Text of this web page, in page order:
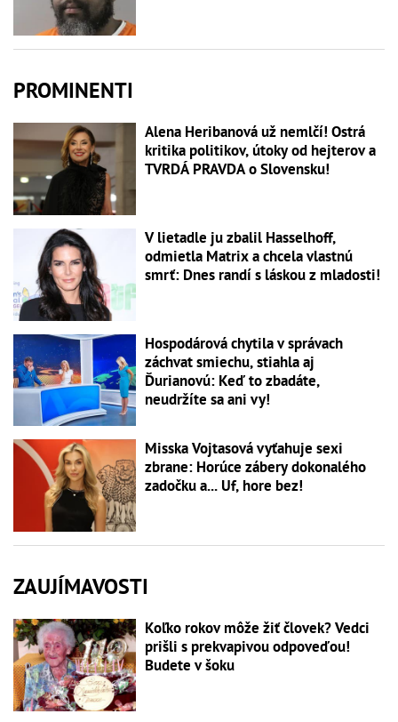
PROMINENTI
Alena Heribanová už nemlčí! Ostrá
kritika politikov, útoky od hejterov a
TVRDÁ PRAVDA o Slovensku!
V lietadle ju zbalil Hasselhoff,
odmietla Matrix a chcela vlastnú
smrť: Dnes randí s láskou z mladosti!
Hospodárová chytila v správach
záchvat smiechu, stiahla aj
Ďurianovú: Keď to zbadáte,
neudržíte sa ani vy!
Misska Vojtasová vyťahuje sexi
zbrane: Horúce zábery dokonalého
zadočku a... Uf, hore bez!
ZAUJÍMAVOSTI
Koľko rokov môže žiť človek? Vedci
prišli s prekvapivou odpoveďou!
Budete v šoku